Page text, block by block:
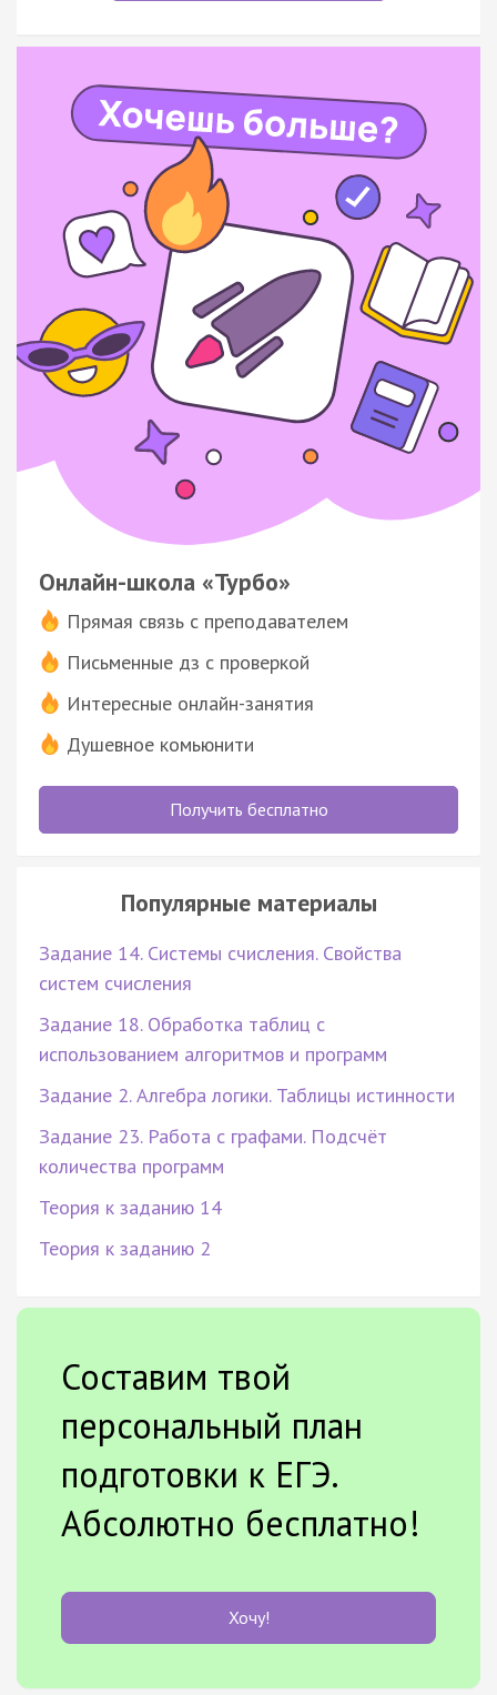
Онлайн-школа «Турбо»
Прямая связь с преподавателем
Письменные дз с проверкой
Интересные онлайн-занятия
Душевное комьюнити
Получить бесплатно
Популярные материалы
Задание 14. Системы счисления. Свойства
систем счисления
Задание 18. Обработка таблиц с
использованием алгоритмов и программ
Задание 2. Алгебра логики. Таблицы истинности
Задание 23. Работа с графами. Подсчёт
количества программ
Теория к заданию 14
Теория к заданию 2
Составим твой
персональный план
подготовки к ЕГЭ.
Абсолютно бесплатно!
Хочу!